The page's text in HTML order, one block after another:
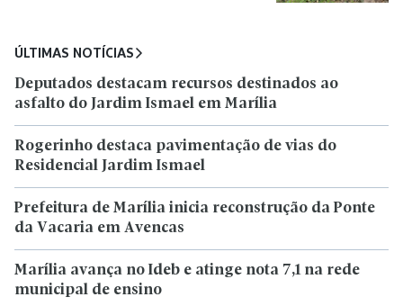
ÚLTIMAS NOTÍCIAS
Deputados destacam recursos destinados ao
asfalto do Jardim Ismael em Marília
Rogerinho destaca pavimentação de vias do
Residencial Jardim Ismael
Prefeitura de Marília inicia reconstrução da Ponte
da Vacaria em Avencas
Marília avança no Ideb e atinge nota 7,1 na rede
municipal de ensino